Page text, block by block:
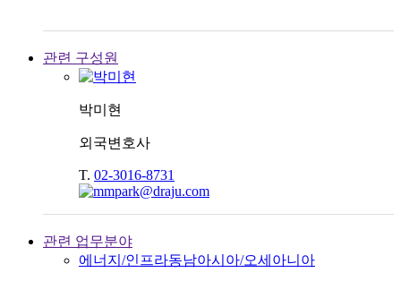
관련 구성원
박미현
외국변호사
T. 02-3016-8731
관련 업무분야
에너지/인프라동남아시아/오세아니아